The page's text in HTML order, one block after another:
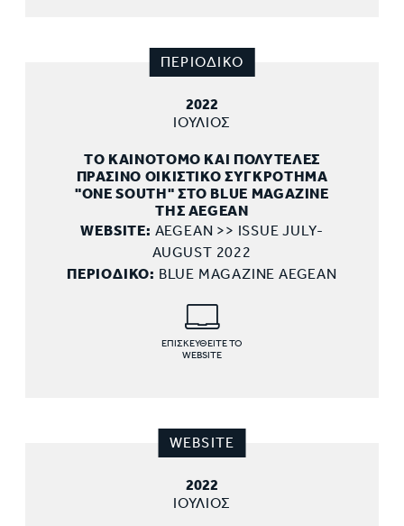
ΠΕΡΙΟΔΙΚΟ
2022
ΙΟΥΛΙΟΣ
ΤΟ ΚΑΙΝΟΤΟΜΟ ΚΑΙ ΠΟΛΥΤΕΛΕΣ
ΠΡΑΣΙΝΟ ΟΙΚΙΣΤΙΚΟ ΣΥΓΚΡΟΤΗΜΑ
"ONE SOUTH" ΣΤΟ BLUE MAGAZINE
TΗΣ AEGEAN
WEBSITE: AEGEAN >> ISSUE JULY-
AUGUST 2022
ΠΕΡΙΟΔΙΚΟ: BLUE MAGAZINE AEGEAN
ΕΠΙΣΚΕΥΘΕΙΤΕ ΤΟ
WEBSITE
WEBSITE
2022
ΙΟΥΛΙΟΣ